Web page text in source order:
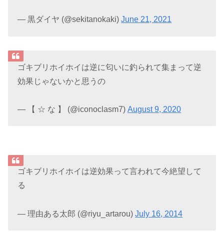
— 黒ダイヤ (@sekitanokaki)June 21, 2021
ゴキブリホイホイは逆に匂いに釣られて集まって逆
効果じゃないかと思うの
— 【 ☆ な 】 (@iconoclasm7)August 9, 2020
ゴキブリホイホイは逆効果って言われて今絶望して
る
— 理由ある太郎 (@riyu_artarou)July 16, 2014